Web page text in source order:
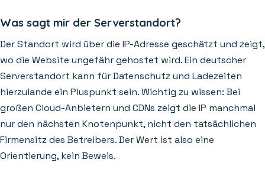
Was sagt mir der Serverstandort?
Der Standort wird über die IP-Adresse geschätzt und zeigt,
wo die Website ungefähr gehostet wird. Ein deutscher
Serverstandort kann für Datenschutz und Ladezeiten
hierzulande ein Pluspunkt sein. Wichtig zu wissen: Bei
großen Cloud-Anbietern und CDNs zeigt die IP manchmal
nur den nächsten Knotenpunkt, nicht den tatsächlichen
Firmensitz des Betreibers. Der Wert ist also eine
Orientierung, kein Beweis.